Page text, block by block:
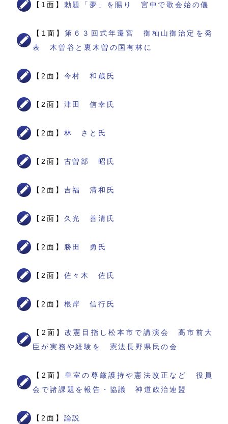
【1面】 勅題「夢」を賜り 宮中で歌会始の儀
【1面】第６３回式年遷宮 御杣山御治定を発
表 木曽谷と裏木曽の国有林に
【2面】 今村 和歳氏
【2面】 津田 信幸氏
【2面】 林 さと氏
【2面】 古曽部 昭氏
【2面】 吉福 清和氏
【2面】 久光 善清氏
【2面】 勝田 勇氏
【2面】 佐々木 佐氏
【2面】 根岸 信行氏
【2面】改憲目指し松本市で講演会 高市前大
臣が実務や経験を 憲法長野県民の会
【2面】 皇室の尊厳護持や憲法改正など 役員
会で諸課題を報告・協議 神道政治連盟
【2面】 論説